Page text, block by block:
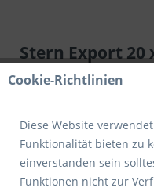
Stern Export 20
Cookie-Richtlinien
Diese Website
Funktionalität bieten zu
einverstanden sein
Funktionen nicht zur